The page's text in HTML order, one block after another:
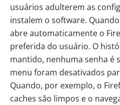
usuários adulterem as
instalem o software.
abre automaticamente o
preferida do usuário. O
mantido, nenhuma senha é
menu foram desativados
Quando, por exemplo, o
caches são limpos e o